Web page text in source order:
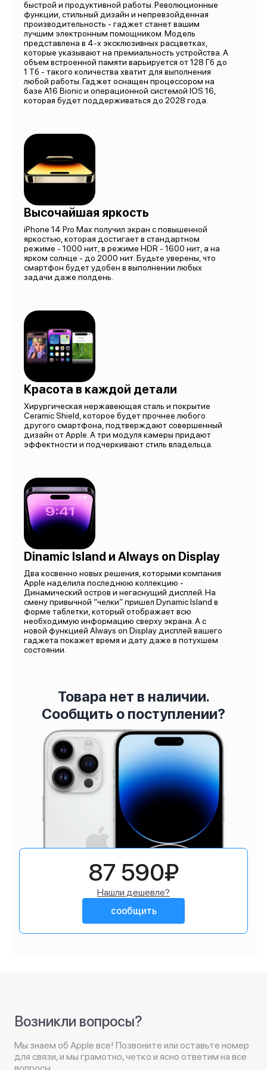
быстрой и продуктивной работы. Революционные
функции, стильный дизайн и непревзойденная
производительность - гаджет станет вашим
лучшим электронным помощником. Модель
представлена в 4-х эксклюзивных расцветках,
которые указывают на премиальность устройства. А
объем встроенной памяти варьируется от 128 Гб до
1 Тб - такого количества хватит для выполнения
любой работы. Гаджет оснащен процессором на
базе A16 Bionic и операционной системой IOS 16,
которая будет поддерживаться до 2028 года.
Высочайшая яркость
iPhone 14 Pro Max получил экран с повышенной
яркостью, которая достигает в стандартном
режиме - 1000 нит, в режиме HDR - 1600 нит, а на
ярком солнце - до 2000 нит. Будьте уверены, что
смартфон будет удобен в выполнении любых
задачи даже полдень.
Красота в каждой детали
Хирургическая нержавеющая сталь и покрытие
Ceramic Shield, которое будет прочнее любого
другого смартфона, подтверждают совершенный
дизайн от Apple. А три модуля камеры придают
эффектности и подчеркивают стиль владельца.
Dinamic Island и Always on Display
Два косвенно новых решения, которыми компания
Apple наделила последнюю коллекцию -
Динамический остров и негаснущий дисплей. На
смену привычной “челки” пришел Dynamic Island в
форме таблетки, который отображает всю
необходимую информацию сверху экрана. А с
новой функцией Always on Display дисплей вашего
гаджета покажет время и дату даже в потухшем
состоянии.
Товара нет в наличии.
Сообщить о поступлении?
87 590₽
Нашли дешевле?
сообщить
Возникли вопросы?
Мы знаем об Apple все! Позвоните или оставьте номер
для связи, и мы грамотно, четко и ясно ответим на все